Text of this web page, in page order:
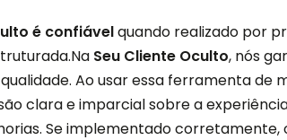
é confiávelquando realizado por
Seu Cliente Oculto, nós
Ao usar essa ferramenta de
clara e imparcial sobre a
Se implementado corretamente,